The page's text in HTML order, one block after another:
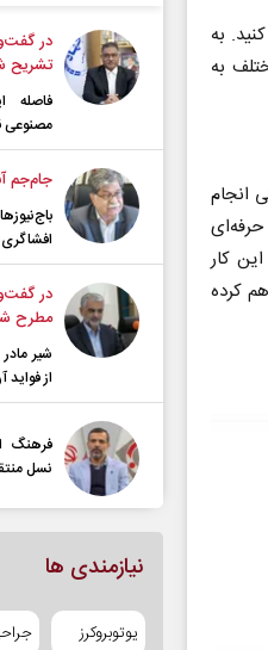
به
به
انجام
کار
کرده
در
تشریح
فاصله
مصنوعی
جام‌جم
افشاگری
در
مطرح
شیر
از
فرهنگ
نسل
نیازمندی ها
یوتوبروکرز